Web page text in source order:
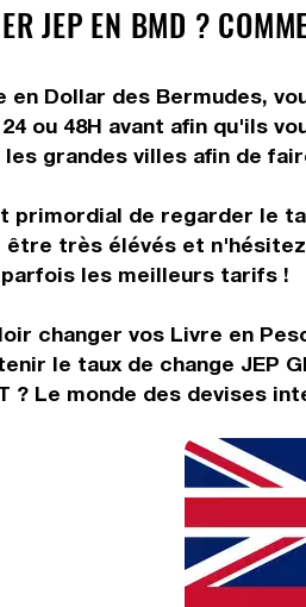
JEP EN BMD ?
en Dollar des Bermudes,
ou 48H avant afin qu'ils
grandes villes afin de
primordial de regarder le
être très élévés et
les meilleurs tarifs !
changer vos Livre en
le taux de change JEP
? Le monde des devises